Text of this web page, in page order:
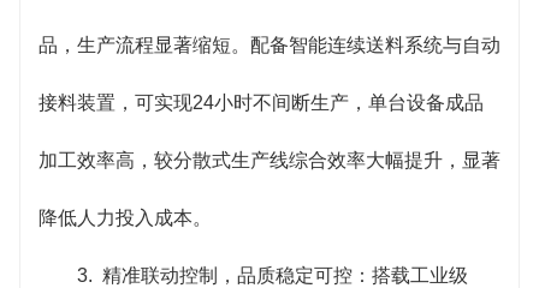
品，生产流程显著缩短。配备智能连续送料系统与自动
接料装置，可实现24小时不间断生产，单台设备成品
加工效率高，较分散式生产线综合效率大幅提升，显著
降低人力投入成本。
3. 精准联动控制，品质稳定可控：搭载工业级